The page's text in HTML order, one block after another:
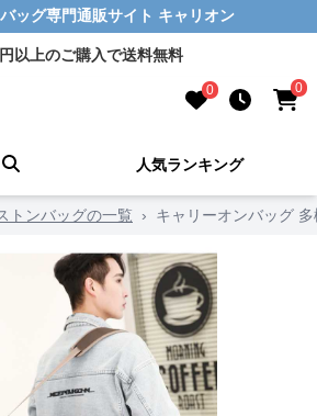
ッグ専門通販サイト キャリオン
以上のご購入で送料無料
0 0
人気ランキング
トンバッグの一覧 › キャリーオンバッグ